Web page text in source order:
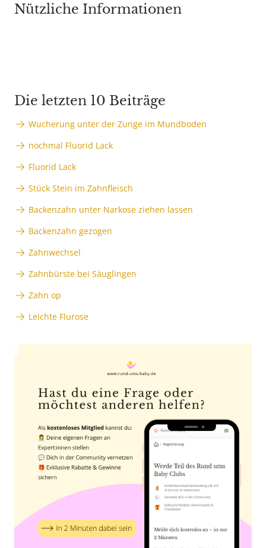
Nützliche Informationen
Die letzten 10 Beiträge
Wucherung unter der Zunge im Mundboden
nochmal Fluorid Lack
Fluorid Lack
Stück Stein im Zahnfleisch
Backenzahn unter Narkose ziehen lassen
Backenzahn gezogen
Zahnwechsel
Zahnbürste bei Säuglingen
Zahn op
Leichte Flurose